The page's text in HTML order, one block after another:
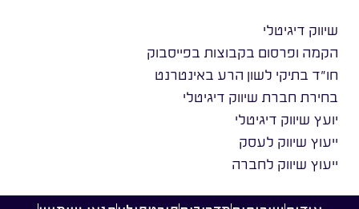
שיווק דיגיטלי
הקמה ופרסום בקבוצות בפייסבוק
חו״ד בתיקי לשון הרע באינטרנט
בחירת חברת שיווק דיגיטלי
יועץ שיווק דיגיטלי
ייעוץ שיווק לעסק
ייעוץ שיווק לחברה